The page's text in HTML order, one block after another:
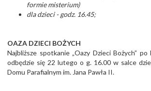
formie misterium)
dla dzieci - godz. 16.45;
OAZA DZIECI BOŻYCH
Najbliższe spotkanie „Oazy Dzieci Bożych”
odbędzie się 22 lutego o g. 16.00 w salce
Domu Parafialnym im. Jana Pawła II.